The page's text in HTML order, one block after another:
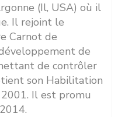
(Il, USA) où il
Il rejoint le
Carnot de
de
de contrôler
son Habilitation
Il est promu